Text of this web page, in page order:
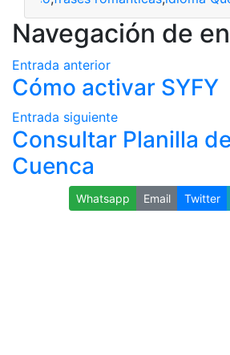
Navegación de
Entrada anterior
Cómo activar SYFY
Entrada siguiente
Consultar Planilla
Cuenca
Whatsapp Email Twitter